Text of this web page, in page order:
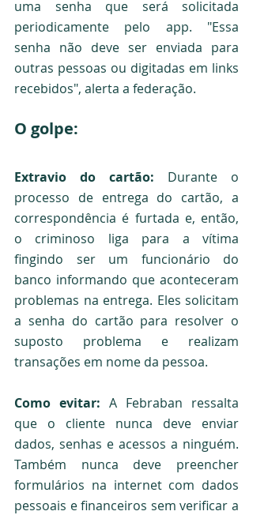
uma senha que será solicitada
periodicamente pelo app. "Essa
senha não deve ser enviada para
outras pessoas ou digitadas em links
recebidos", alerta a federação.
O golpe:
Extravio do cartão: Durante o
processo de entrega do cartão, a
correspondência é furtada e, então,
o criminoso liga para a vítima
fingindo ser um funcionário do
banco informando que aconteceram
problemas na entrega. Eles solicitam
a senha do cartão para resolver o
suposto problema e realizam
transações em nome da pessoa.
Como evitar: A Febraban ressalta
que o cliente nunca deve enviar
dados, senhas e acessos a ninguém.
Também nunca deve preencher
formulários na internet com dados
pessoais e financeiros sem verificar a